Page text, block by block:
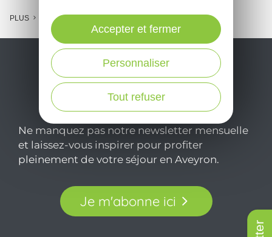
PLUS
Ne manquez pas notre newsletter mensuelle
et laissez-vous inspirer pour profiter
pleinement de votre séjour en Aveyron.
Je m'abonne ici
Tout refuser
Personnaliser
Accepter et fermer